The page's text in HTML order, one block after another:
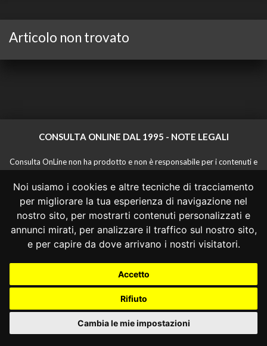
Noi usiamo i cookies e altre tecniche di tracciamento
per migliorare la tua esperienza di navigazione nel
nostro sito, per mostrarti contenuti personalizzati e
annunci mirati, per analizzare il traffico sul nostro sito,
e per capire da dove arrivano i nostri visitatori.
Accetto
Rifiuto
Cambia le mie impostazioni
Articolo non trovato
CONSULTA ONLINE DAL 1995 - NOTE LEGALI
Consulta OnLine non ha prodotto e non è responsabile per i contenuti e
le informazioni legali di siti collegati.
La consultazione di questi o del materiale contenuto nel sito non
costituisce una relazione di consulenza legale.
Nessuno deve confidare o agire in base alle informazioni disponibili in
questo sito senza una consulenza legale professionale.
info@giurcost.org| Giurisprudenza Costituzionale|